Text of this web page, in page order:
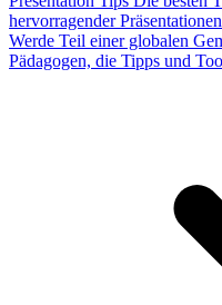
hervorragender Präsentationen
Werde Teil einer globalen
Pädagogen, die Tipps und